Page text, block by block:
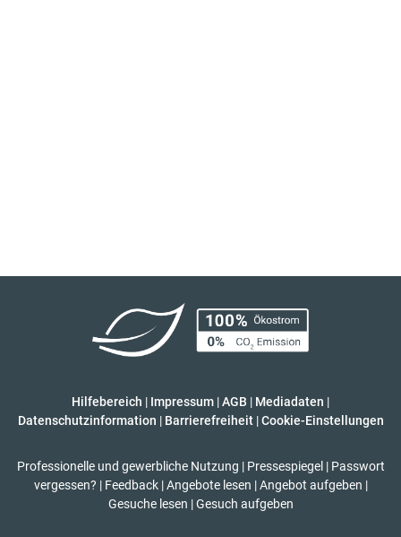
Hilfebereich | Impressum |AGB | Mediadaten |
Datenschutzinformation | Barrierefreiheit | Cookie-Einstellungen
Professionelle und gewerbliche Nutzung | Pressespiegel | Passwort
vergessen? | Feedback | Angebote lesen | Angebot aufgeben |
Gesuche lesen | Gesuch aufgeben